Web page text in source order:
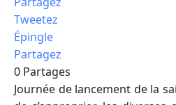
Tweetez
Épingle
Partagez
0 Partages
Journée de lancement de la